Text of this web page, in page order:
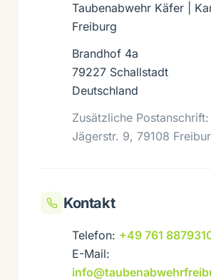
Taubenabwehr Käfer |
Freiburg
Brandhof 4a
79227 Schallstadt
Deutschland
Zusätzliche Postanschrift:
Jägerstr. 9, 79108
Kontakt
Telefon: +49 761
E-Mail: